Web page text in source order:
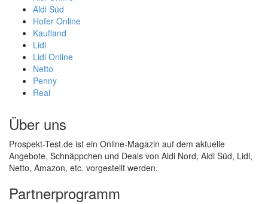
Aldi Süd
Hofer Online
Kaufland
Lidl
Lidl Online
Netto
Penny
Real
Über uns
Prospekt-Test.de ist ein Online-Magazin auf dem aktuelle
Angebote, Schnäppchen und Deals von Aldi Nord, Aldi Süd, Lidl,
Netto, Amazon, etc. vorgestellt werden.
Partnerprogramm